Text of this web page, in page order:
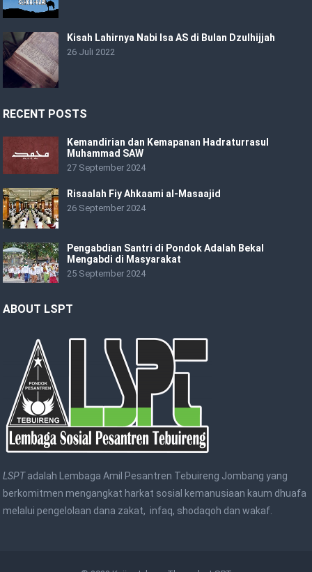
Kisah Lahirnya Nabi Isa AS di Bulan Dzulhijjah
26 Juli 2022
RECENT POSTS
Kemandirian dan Kemapanan Hadraturrasul
Muhammad SAW
27 September 2024
Risaalah Fiy Ahkaami al-Masaajid
26 September 2024
Pengabdian Santri di Pondok Adalah Bekal
Mengabdi di Masyarakat
25 September 2024
ABOUT LSPT
LSPTadalah Lembaga Amil Pesantren Tebuireng Jombang yang
berkomitmen mengangkat harkat sosial kemanusiaan kaum dhuafa
melalui pengelolaan dana zakat, infaq, shodaqoh dan wakaf.